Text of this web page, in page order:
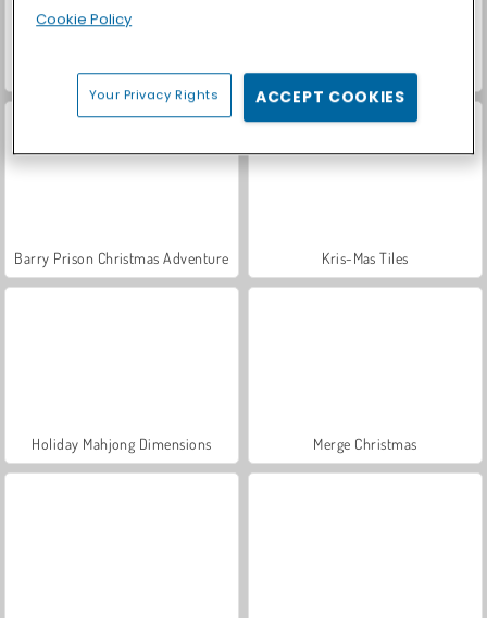
Jewel Christmas Story Winter Vacation
Barry Prison Christmas Adventure Kris-Mas Tiles
Holiday Mahjong Dimensions Merge Christmas
Cookie Policy
Your Privacy Rights ACCEPT COOKIES